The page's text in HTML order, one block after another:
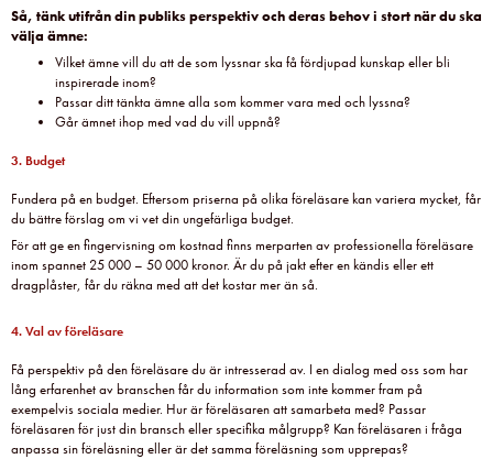
Så, tänk utifrån din publiks perspektiv och deras behov i stort när du ska
välja ämne:
Vilket ämne vill du att de som lyssnar ska få fördjupad kunskap eller bli
inspirerade inom?
Passar ditt tänkta ämne alla som kommer vara med och lyssna?
Går ämnet ihop med vad du vill uppnå?
3. Budget
Fundera på en budget. Eftersom priserna på olika föreläsare kan variera mycket, får
du bättre förslag om vi vet din ungefärliga budget.
För att ge en fingervisning om kostnad finns merparten av professionella föreläsare
inom spannet 25 000 – 50 000 kronor. Är du på jakt efter en kändis eller ett
dragplåster, får du räkna med att det kostar mer än så.
4. Val av föreläsare
Få perspektiv på den föreläsare du är intresserad av. I en dialog med oss som har
lång erfarenhet av branschen får du information som inte kommer fram på
exempelvis sociala medier. Hur är föreläsaren att samarbeta med? Passar
föreläsaren för just din bransch eller specifika målgrupp? Kan föreläsaren i fråga
anpassa sin föreläsning eller är det samma föreläsning som upprepas?